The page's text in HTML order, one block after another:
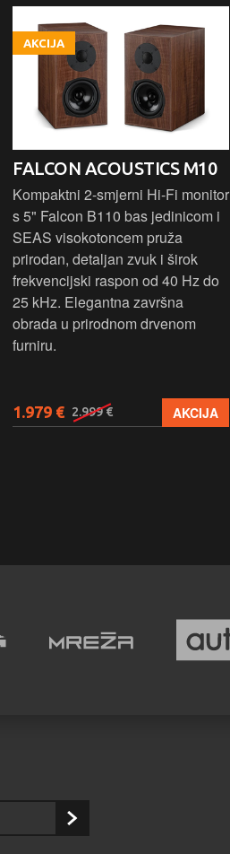
AKCIJA
FALCON ACOUSTICS M10
Kompaktni 2-smjerni Hi-Fi monitor
s 5" Falcon B110 bas jedinicom i
SEAS visokotoncem pruža
prirodan, detaljan zvuk i širok
frekvencijski raspon od 40 Hz do
25 kHz. Elegantna završna
obrada u prirodnom drvenom
furniru.
1.979 € 2.999 € AKCIJA